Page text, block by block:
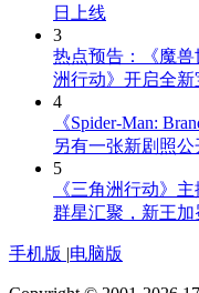
日上线
3
热点预告：《魔
洲行动》开启全新
4
《Spider-Man:
另有一张新剧照公
5
《三角洲行动》
群星汇聚，新王加
手机版 |电脑版